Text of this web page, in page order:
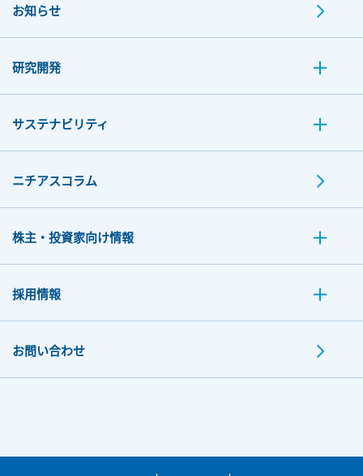
お知らせ
研究開発
サステナビリティ
ニチアスコラム
株主・投資家向け情報
採用情報
お問い合わせ